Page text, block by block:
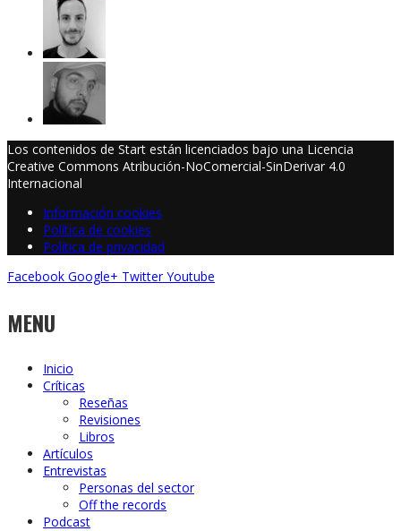
Los contenidos de Start están licenciados bajo una Licencia
Creative Commons Atribución-NoComercial-SinDerivar 4.0
Internacional
Información cookies
Política de cookies
Política de privacidad
Facebook Google+ Twitter Youtube
MENU
Inicio
Críticas
Reseñas
Revisiones
Libros
Artículos
Entrevistas
Personas del sector
Off the records
Podcast